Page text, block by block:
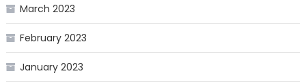
March 2023
February 2023
January 2023